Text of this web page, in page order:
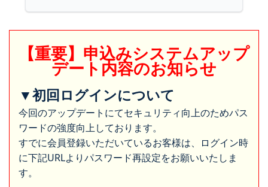
【重要】申込みシステムアップ
デート内容のお知らせ
▼初回ログインについて
今回のアップデートにてセキュリティ向上のためパス
ワードの強度向上しております。
すでに会員登録いただいているお客様は、ログイン時
に下記URLよりパスワード再設定をお願いいたしま
す。